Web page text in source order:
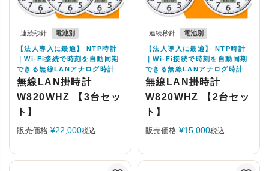
連続秒針 電池別
【法人導入に最適】 NTP時計
｜Wi-Fi接続で時刻を自動同期
できる無線LANアナログ時計
無線LAN掛時計
W820WHZ 【3台セッ
ト】
販売価格 ¥22,000税込
連続秒針 電池別
【法人導入に最適】 NTP時計
｜Wi-Fi接続で時刻を自動同期
できる無線LANアナログ時計
無線LAN掛時計
W820WHZ 【2台セッ
ト】
販売価格 ¥15,000税込